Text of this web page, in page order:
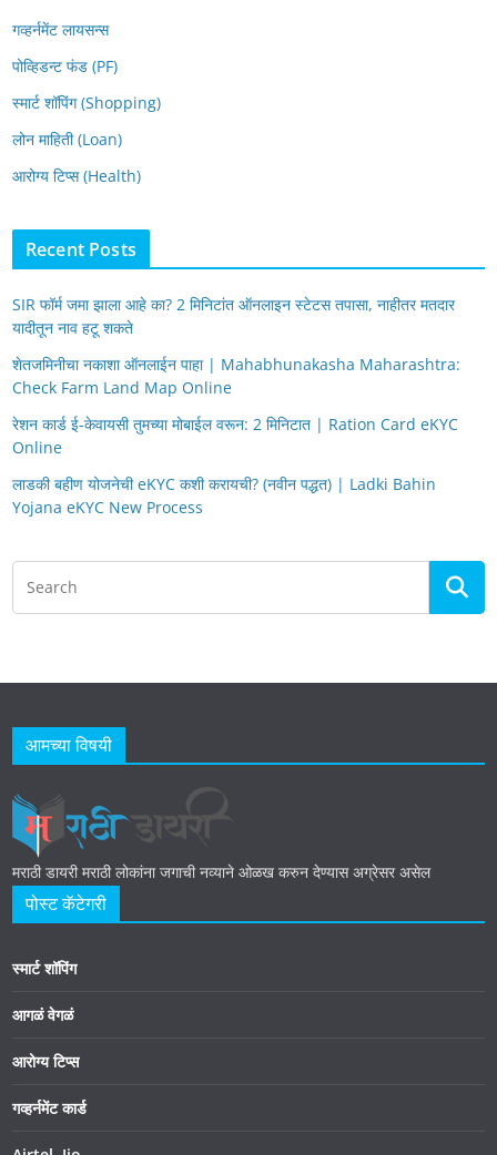
गव्हर्नमेंट लायसन्स
पोव्हिडन्ट फंड (PF)
स्मार्ट शॉपिंग (Shopping)
लोन माहिती (Loan)
आरोग्य टिप्स (Health)
Recent Posts
SIR फॉर्म जमा झाला आहे का? 2 मिनिटांत ऑनलाइन स्टेटस तपासा, नाहीतर मतदार
यादीतून नाव हटू शकते
शेतजमिनीचा नकाशा ऑनलाईन पाहा | Mahabhunakasha Maharashtra:
Check Farm Land Map Online
रेशन कार्ड ई-केवायसी तुमच्या मोबाईल वरून: 2 मिनिटात | Ration Card eKYC
Online
लाडकी बहीण योजनेची eKYC कशी करायची? (नवीन पद्धत) | Ladki Bahin
Yojana eKYC New Process
आमच्या विषयी
मराठी डायरी मराठी लोकांना जगाची नव्याने ओळख करुन देण्यास अग्रेसर असेल
पोस्ट कॅटेगरी
स्मार्ट शॉपिंग
आगळं वेगळं
आरोग्य टिप्स
गव्हर्नमेंट कार्ड